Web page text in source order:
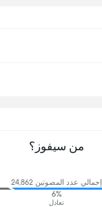
من سيفوز؟
إجمالي عدد المصوتين 24,862
6%
تعادل